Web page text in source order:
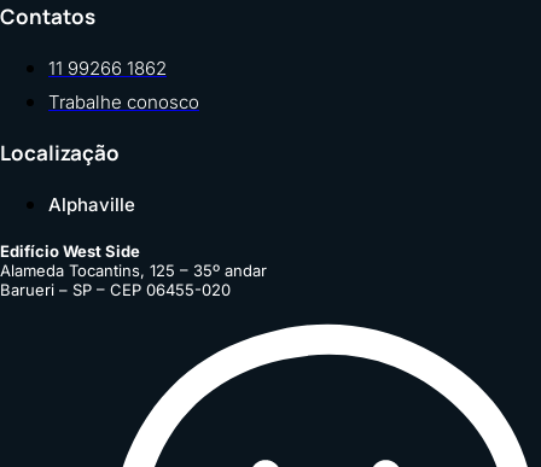
Contatos
11 99266 1862
Trabalhe conosco
Localização
Alphaville
Edifício West Side
Alameda Tocantins, 125 – 35º andar
Barueri – SP – CEP 06455-020